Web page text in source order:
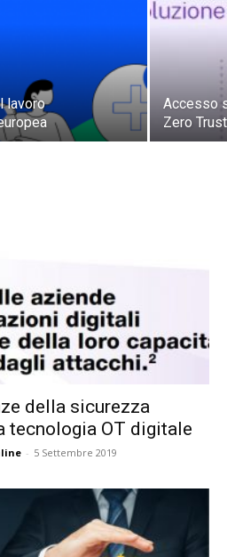
lavoro
Accesso
Zero
della sicurezza
tecnologia OT digitale
- 5 Settembre 2019